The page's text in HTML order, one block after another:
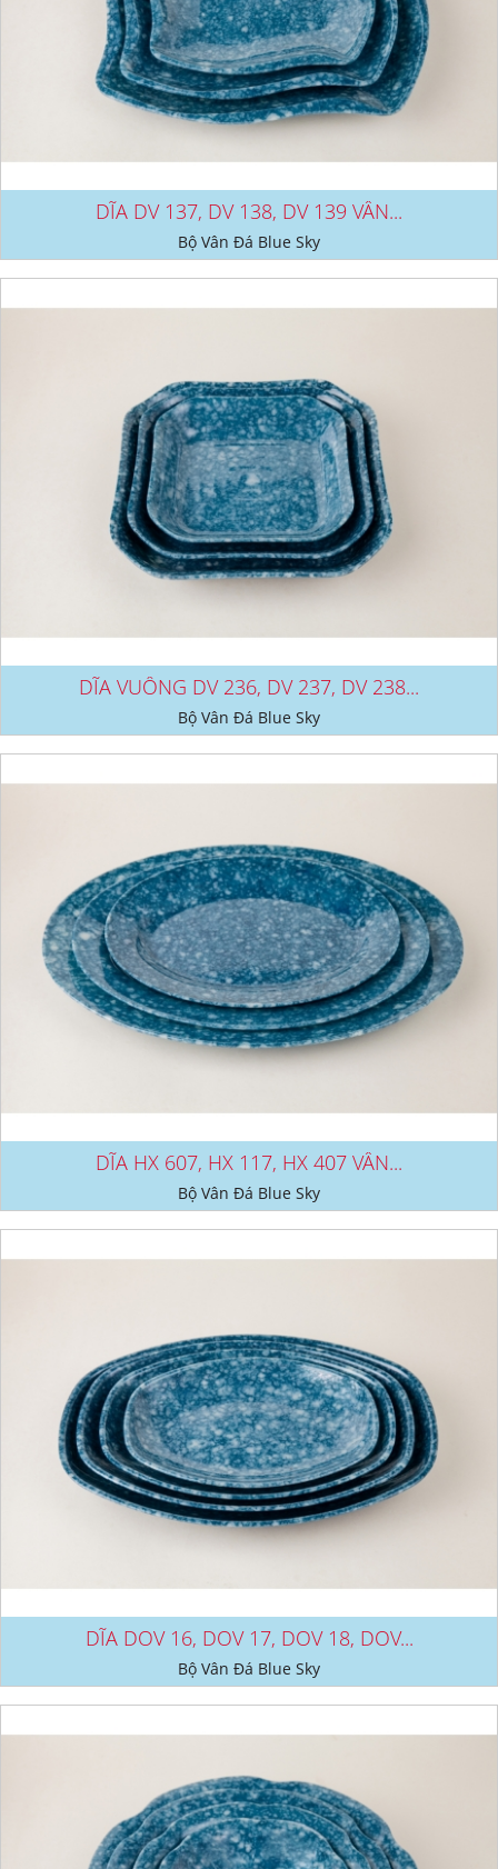
DĨA DV 137, DV 138, DV 139 VÂN...
Bộ Vân Đá Blue Sky
DĨA VUÔNG DV 236, DV 237, DV 238...
Bộ Vân Đá Blue Sky
DĨA HX 607, HX 117, HX 407 VÂN...
Bộ Vân Đá Blue Sky
DĨA DOV 16, DOV 17, DOV 18, DOV...
Bộ Vân Đá Blue Sky